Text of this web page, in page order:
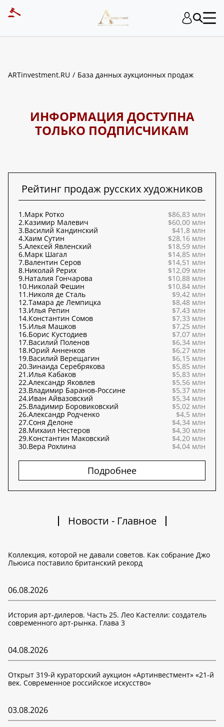
ARTinvestment.RU База данных аукционных продаж
ИНФОРМАЦИЯ ДОСТУПНА
ТОЛЬКО ПОДПИСЧИКАМ
Рейтинг продаж русских художников
1.Марк Ротко
$86,83 млн
2.Казимир Малевич
$60,00 млн
3.Василий Кандинский
$41,8 млн
4.Хаим Сутин
$28,16 млн
5.Алексей Явленский
$18,59 млн
6.Марк Шагал
$14,85 млн
7.Валентин Серов
$14,51 млн
8.Николай Рерих
$12,09 млн
9.Наталия Гончарова
$10,88 млн
10.Николай Фешин
$10,84 млн
11.Николя де Сталь
$9,42 млн
12.Тамара де Лемпицка
$8,48 млн
13.Илья Репин
$7,43 млн
14.Константин Сомов
$7,33 млн
15.Илья Машков
$7,25 млн
16.Борис Кустодиев
$7,07 млн
17.Василий Поленов
$6,34 млн
18.Юрий Анненков
$6,27 млн
19.Василий Верещагин
$6,15 млн
20.Зинаида Серебрякова
$5,85 млн
21.Илья Кабаков
$5,83 млн
22.Александр Яковлев
$5,56 млн
23.Владимир Баранов-Россине
$5,37 млн
24.Иван Айвазовский
$5,34 млн
25.Владимир Боровиковский
$5,02 млн
26.Александр Родченко
$4,5 млн
27.Соня Делоне
$4,34 млн
28.Михаил Нестеров
$4,30 млн
29.Константин Маковский
$4,20 млн
30.Вера Рохлина $4,04 млн
Подробнее
Новости - Главное
Коллекция, которой не давали советов. Как собрание Джо
Льюиса поставило британский рекорд
06.08.2026
История арт-дилеров. Часть 25. Лео Кастелли: создатель
современного арт-рынка. Глава 3
04.08.2026
Открыт 319-й кураторский аукцион «Артинвестмент» «21-й
век. Современное российское искусство»
03.08.2026